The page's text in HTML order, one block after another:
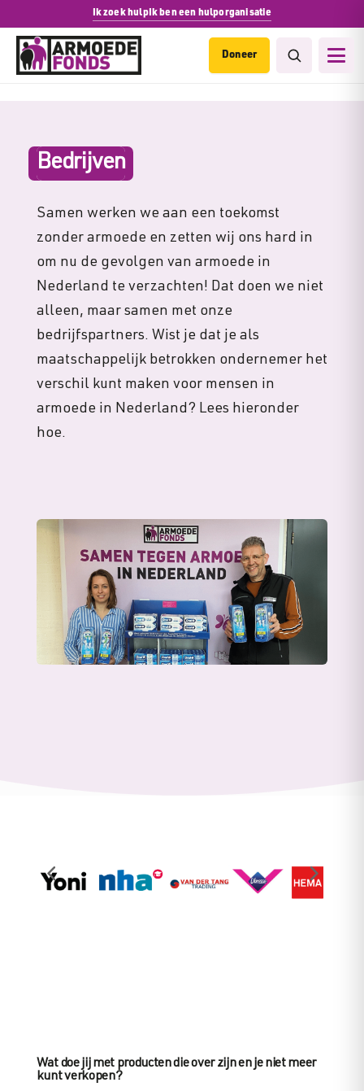
Ik zoek hulpIk ben een hulporganisatie
Doneer
Bedrijven
Samen werken we aan een toekomst
zonder armoede en zetten wij ons hard in
om nu de gevolgen van armoede in
Nederland te verzachten! Dat doen we niet
alleen, maar samen met onze
bedrijfspartners. Wist je dat je als
maatschappelijk betrokken ondernemer het
verschil kunt maken voor mensen in
armoede in Nederland? Lees hieronder
hoe.
Wat doe jij met producten die over zijn en je niet meer
kunt verkopen?